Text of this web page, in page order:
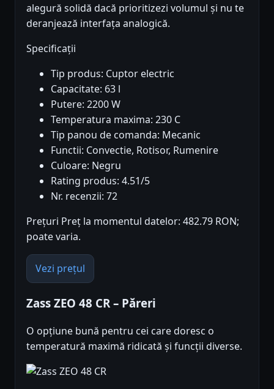
alegură solidă dacă prioritizezi volumul și nu te
deranjează interfața analogică.
Specificații
Tip produs: Cuptor electric
Capacitate: 63 l
Putere: 2200 W
Temperatura maxima: 230 C
Tip panou de comanda: Mecanic
Functii: Convectie, Rotisor, Rumenire
Culoare: Negru
Rating produs: 4.51/5
Nr. recenzii: 72
Prețuri Preț la momentul datelor: 482.79 RON;
poate varia.
Vezi prețul
Zass ZEO 48 CR – Păreri
O opțiune bună pentru cei care doresc o
temperatură maximă ridicată și funcții diverse.